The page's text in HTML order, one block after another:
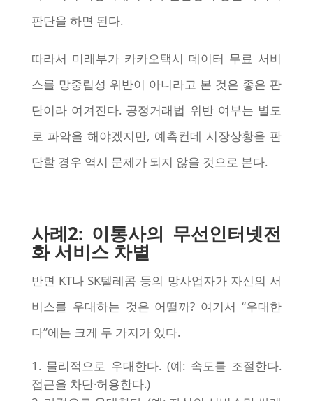
판단을 하면 된다.
따라서 미래부가 카카오택시 데이터 무료 서비
스를 망중립성 위반이 아니라고 본 것은 좋은 판
단이라 여겨진다. 공정거래법 위반 여부는 별도
로 파악을 해야겠지만, 예측컨데 시장상황을 판
단할 경우 역시 문제가 되지 않을 것으로 본다.
사례2: 이통사의 무선인터넷전
화 서비스 차별
반면 KT나 SK텔레콤 등의 망사업자가 자신의 서
비스를 우대하는 것은 어떨까? 여기서 “우대한
다”에는 크게 두 가지가 있다.
물리적으로 우대한다. (예: 속도를 조절한다.
접근을 차단·허용한다.)